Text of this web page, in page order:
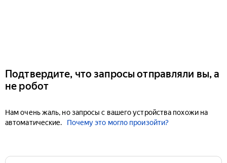
Подтвердите, что запросы отправляли вы, а
не робот
Нам очень жаль, но запросы с вашего устройства похожи на
автоматические.
Почему это могло произойти?